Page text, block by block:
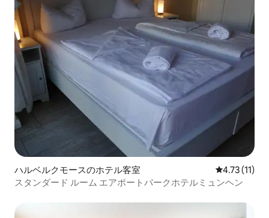
ハルベルクモースのホテル客室 レビュー11
4.73 (11)
スタンダード ルーム エアポートパークホテルミュンヘン